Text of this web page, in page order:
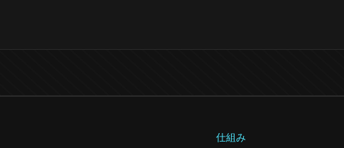
仕組み